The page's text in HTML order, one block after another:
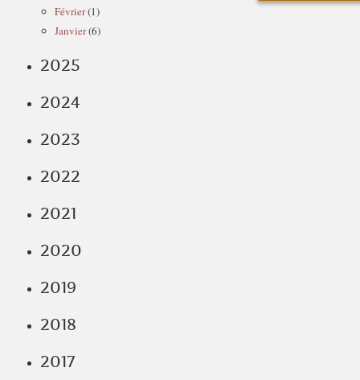
Février(1)
Janvier(6)
2025
2024
2023
2022
2021
2020
2019
2018
2017